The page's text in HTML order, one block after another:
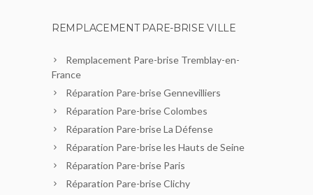
REMPLACEMENT PARE-BRISE VILLE
Remplacement Pare-brise Tremblay-en-
France
Réparation Pare-brise Gennevilliers
Réparation Pare-brise Colombes
Réparation Pare-brise La Défense
Réparation Pare-brise les Hauts de Seine
Réparation Pare-brise Paris
Réparation Pare-brise Clichy